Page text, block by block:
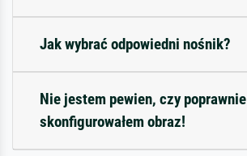
Jak wybrać odpowiedni nośnik?
Nie jestem pewien, czy poprawnie
skonfigurowałem obraz!